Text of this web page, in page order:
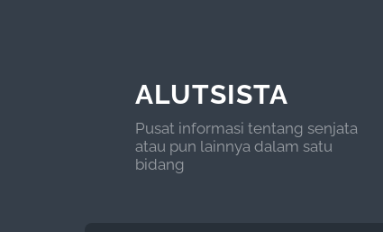
ALUTSISTA
Pusat informasi tentang senjata
atau pun lainnya dalam satu
bidang